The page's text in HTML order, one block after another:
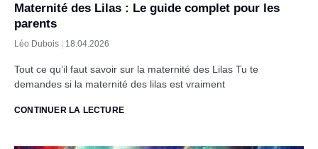
Maternité des Lilas : Le guide complet pour les
parents
Léo Dubois 18.04.2026
Tout ce qu’il faut savoir sur la maternité des Lilas Tu te
demandes si la maternité des lilas est vraiment
CONTINUER LA LECTURE